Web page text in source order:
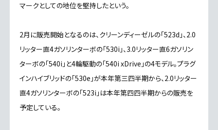
マークとしての地位を堅持したという。
2月に販売開始となるのは、クリーンディーゼルの「523d」、2.0
リッター直4ガソリンターボの「530i」、3.0リッター直6ガソリン
ターボの「540i」と4輪駆動の「540i xDrive」の4モデル。プラグ
インハイブリッドの「530e」が本年第三四半期から、2.0リッター
直4ガソリンターボの「523i」は本年第四四半期からの販売を
予定している。